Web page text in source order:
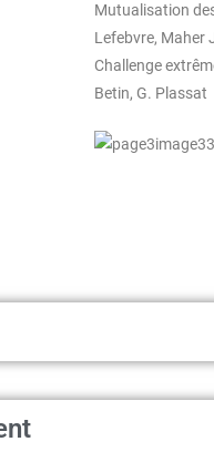
Mutualisation
Lefebvre, Maher
Challenge
Betin, G. Plassat